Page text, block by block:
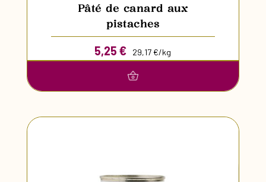
Pâté de canard aux
pistaches
5,25€ 29,17 €/kg